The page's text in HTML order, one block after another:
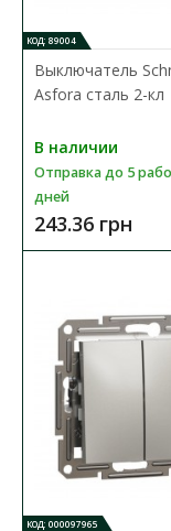
Выключатель
Доступность: В
125.43 грн
КОД: 89004
Выключатель
Asfora сталь 2-кл
В наличии
Отправка до 5
дней
243.36 грн
КОД: 000097965